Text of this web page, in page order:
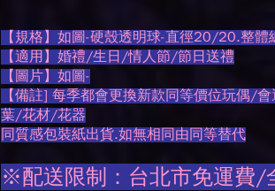
【規格】如圖-硬殼透明球-直徑20/20.整體
【適用】婚禮/生日/情人節/節日送禮
【圖片】如圖-
【備註] 每季都會更換新款同等價位玩偶/
葉/花材/花器
同質感包裝紙出貨.如無相同由同等替代
※配送限制：台北市免運費/